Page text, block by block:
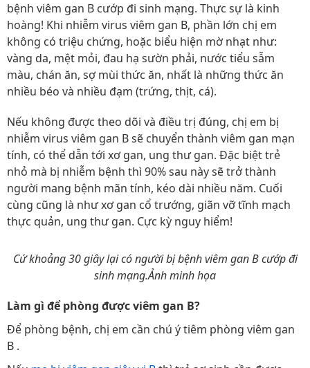
bệnh viêm gan B cướp đi sinh mạng. Thực sự là kinh
hoàng! Khi nhiễm virus viêm gan B, phần lớn chị em
không có triệu chứng, hoặc biểu hiện mờ nhạt như:
vàng da, mệt mỏi, đau hạ sườn phải, nước tiểu sẫm
màu, chán ăn, sợ mùi thức ăn, nhất là những thức ăn
nhiều béo và nhiều đạm (trứng, thịt, cá).
Nếu không được theo dõi và điều trị đúng, chị em bị
nhiễm virus viêm gan B sẽ chuyển thành viêm gan mạn
tính, có thể dẫn tới xơ gan, ung thư gan. Đặc biệt trẻ
nhỏ mà bị nhiễm bệnh thì 90% sau này sẽ trở thành
người mang bệnh mãn tính, kéo dài nhiều năm. Cuối
cùng cũng là như xơ gan cổ trướng, giãn vỡ tĩnh mạch
thực quản, ung thư gan. Cực kỳ nguy hiểm!
Cứ khoảng 30 giây lại có người bị bệnh viêm gan B cướp đi
sinh mạng.Ảnh minh họa
Làm gì để phòng được viêm gan B?
Để phòng bệnh, chị em cần chú ý tiêm phòng viêm gan
B .